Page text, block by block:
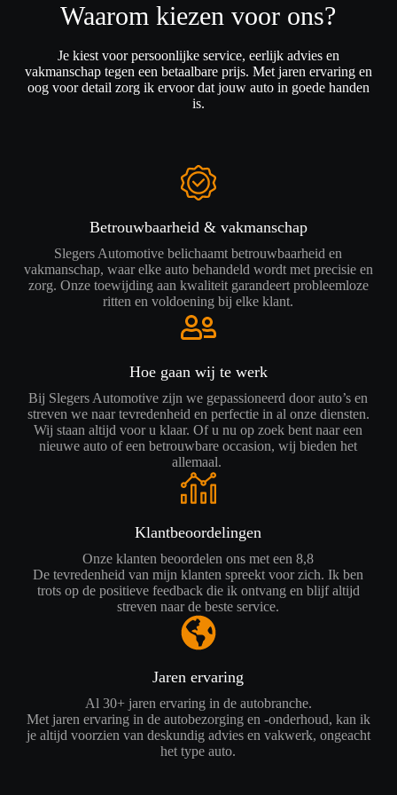
Waarom kiezen voor ons?
Je kiest voor persoonlijke service, eerlijk advies en
vakmanschap tegen een betaalbare prijs. Met jaren ervaring en
oog voor detail zorg ik ervoor dat jouw auto in goede handen
is.
Betrouwbaarheid & vakmanschap
Slegers Automotive belichaamt betrouwbaarheid en
vakmanschap, waar elke auto behandeld wordt met precisie en
zorg. Onze toewijding aan kwaliteit garandeert probleemloze
ritten en voldoening bij elke klant.
Hoe gaan wij te werk
Bij Slegers Automotive zijn we gepassioneerd door auto’s en
streven we naar tevredenheid en perfectie in al onze diensten.
Wij staan altijd voor u klaar. Of u nu op zoek bent naar een
nieuwe auto of een betrouwbare occasion, wij bieden het
allemaal.
Klantbeoordelingen
Onze klanten beoordelen ons met een 8,8
De tevredenheid van mijn klanten spreekt voor zich. Ik ben
trots op de positieve feedback die ik ontvang en blijf altijd
streven naar de beste service.
Jaren ervaring
Al 30+ jaren ervaring in de autobranche.
Met jaren ervaring in de autobezorging en -onderhoud, kan ik
je altijd voorzien van deskundig advies en vakwerk, ongeacht
het type auto.